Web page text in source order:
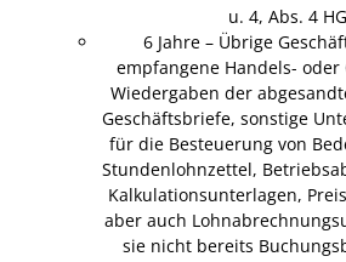
u. 4, Abs. 4
6 Jahre – Übrige
empfangene Handels- oder
Wiedergaben der
Geschäftsbriefe, sonstige
für die Besteuerung von
Stundenlohnzettel,
Kalkulationsunterlagen,
aber auch
sie nicht bereits